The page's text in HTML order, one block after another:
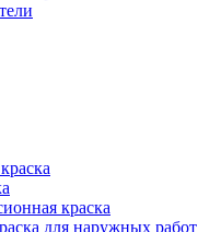
краска
для наружных работ